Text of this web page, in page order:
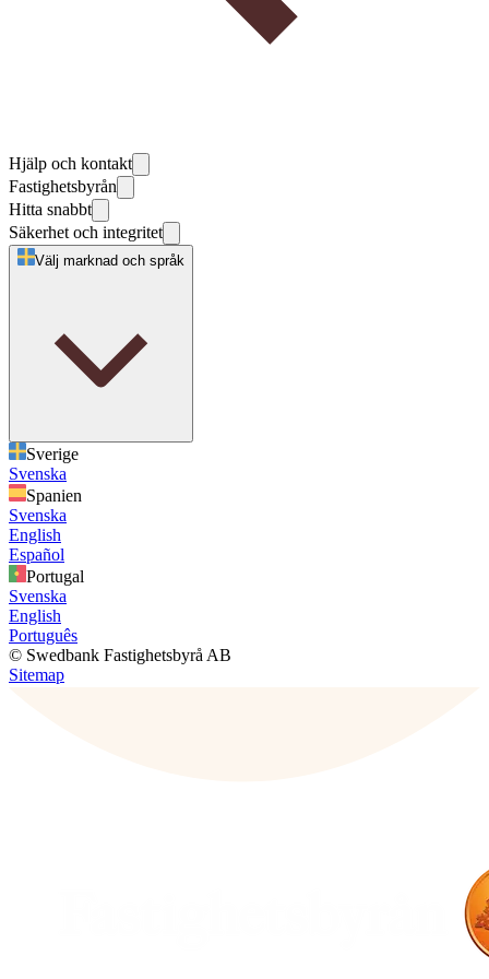
Hjälp och kontakt
Fastighetsbyrån
Hitta snabbt
Säkerhet och integritet
Välj marknad och språk
Sverige
Svenska
Spanien
Svenska
English
Español
Portugal
Svenska
English
Português
© Swedbank Fastighetsbyrå AB
Sitemap